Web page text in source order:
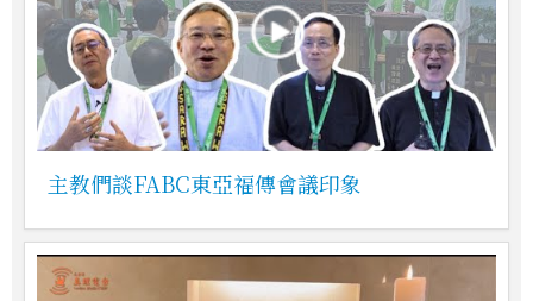
主教們談FABC東亞福傳會議印象